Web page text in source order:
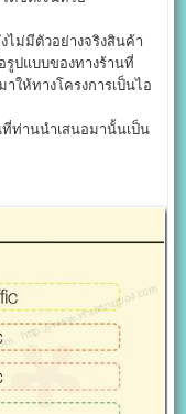
ม่มีตัวอย่างจริงสินค้า
รูปแบบของทางร้านที่
ให้ทางโครงการเป็นไอ
านนำเสนอมานั้นเป็น